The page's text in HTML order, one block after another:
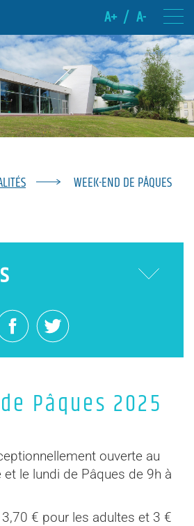
A+ / A-
WEEK-END DE PÂQUES
Pâques 2025
ouverte au
le lundi de Pâques de 9h à
3,70 € pour les adultes et 3 €